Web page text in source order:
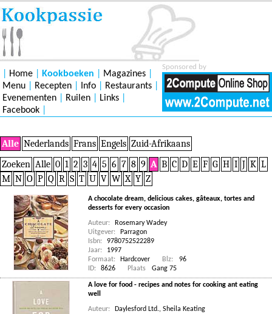
Sponsored by
Home Kookboeken Magazines
Menu
Recepten Info Restaurants
Evenementen
Ruilen Links
Facebook
Alle Nederlands Frans Engels Zuid-Afrikaans
Zoeken Alle 0 1 2 3 4 5 6 7 8 9 A B C D E F G H I J K L
M N O P Q R S T U V W X Y Z
A chocolate dream, delicious cakes, gâteaux, tortes and
desserts for every occasion
Auteur:
Rosemary Wadey
Uitgever:
Parragon
Isbn:
9780752522289
Jaar:
1997
Formaat:
Hardcover Blz:
96
ID:
8626 Plaats Gang 75
A love for food - recipes and notes for cooking ant eating
well
Auteur: Daylesford Ltd., Sheila Keating